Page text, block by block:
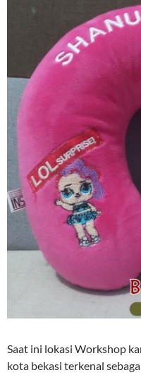
Saat ini lokasi Workshop
kota bekasi terkenal